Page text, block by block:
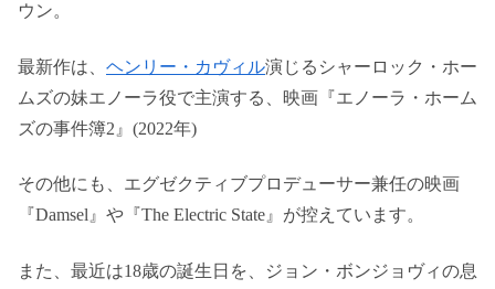
ウン。
最新作は、 ヘンリー・カヴィル演じるシャーロック・ホー
ムズの妹エノーラ役で主演する、映画『エノーラ・ホーム
ズの事件簿2』(2022年)
その他にも、エグゼクティブプロデューサー兼任の映画
『Damsel』や『The Electric State』が控えています。
また、最近は18歳の誕生日を、ジョン・ボンジョヴィの息